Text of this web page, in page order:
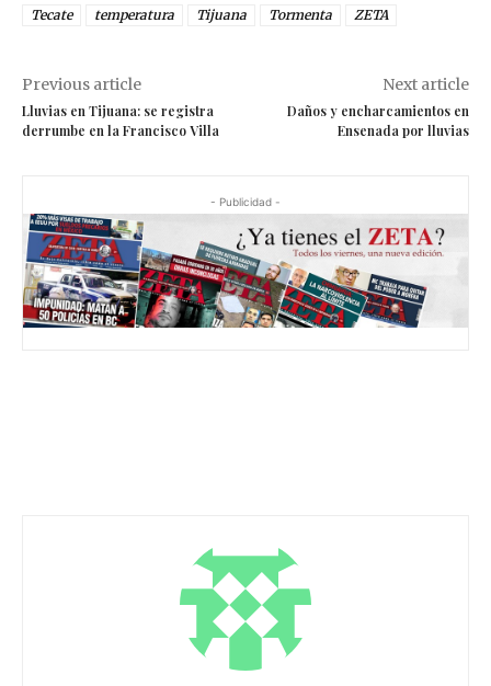
Tecate
temperatura Tijuana Tormenta ZETA
Previous article
Lluvias en Tijuana: se registra
derrumbe en la Francisco Villa
Next article
Daños y encharcamientos en
Ensenada por lluvias
- Publicidad -